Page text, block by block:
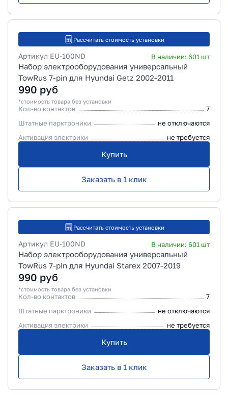
Рассчитать стоимость установки
Артикул EU-100ND В наличии: 601 шт
Набор электрооборудования универсальный
TowRus 7-pin для Hyundai Getz 2002-2011
990 руб
*стоимость товара без установки
Кол-во контактов
7
Штатные парктроники
не отключаются
Активация электрики
не требуется
Купить
Заказать в 1 клик
Рассчитать стоимость установки
Артикул EU-100ND В наличии: 601 шт
Набор электрооборудования универсальный
TowRus 7-pin для Hyundai Starex 2007-2019
990 руб
*стоимость товара без установки
Кол-во контактов
7
Штатные парктроники
не отключаются
Активация электрики
не требуется
Купить
Заказать в 1 клик